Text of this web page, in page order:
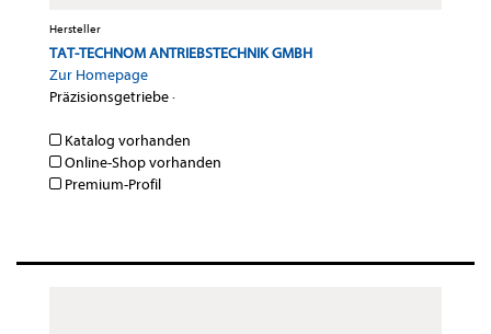
Hersteller
TAT-TECHNOM ANTRIEBSTECHNIK GMBH
Zur Homepage
Präzisionsgetriebe·
Katalog vorhanden
Online-Shop vorhanden
Premium-Profil